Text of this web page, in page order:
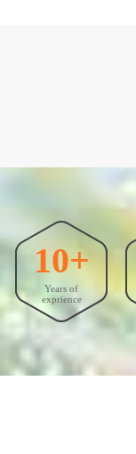
10+
Years of
exprience